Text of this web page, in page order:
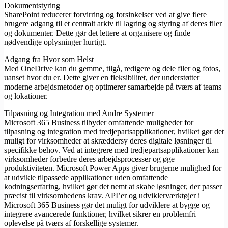
Dokumentstyring
SharePoint reducerer forvirring og forsinkelser ved at give flere
brugere adgang til et centralt arkiv til lagring og styring af deres filer
og dokumenter. Dette gør det lettere at organisere og finde
nødvendige oplysninger hurtigt.
Adgang fra Hvor som Helst
Med OneDrive kan du gemme, tilgå, redigere og dele filer og fotos,
uanset hvor du er. Dette giver en fleksibilitet, der understøtter
moderne arbejdsmetoder og optimerer samarbejde på tværs af teams
og lokationer.
Tilpasning og Integration med Andre Systemer
Microsoft 365 Business tilbyder omfattende muligheder for
tilpasning og integration med tredjepartsapplikationer, hvilket gør det
muligt for virksomheder at skræddersy deres digitale løsninger til
specifikke behov. Ved at integrere med tredjepartsapplikationer kan
virksomheder forbedre deres arbejdsprocesser og øge
produktiviteten. Microsoft Power Apps giver brugerne mulighed for
at udvikle tilpassede applikationer uden omfattende
kodningserfaring, hvilket gør det nemt at skabe løsninger, der passer
præcist til virksomhedens krav. API’er og udviklerværktøjer i
Microsoft 365 Business gør det muligt for udviklere at bygge og
integrere avancerede funktioner, hvilket sikrer en problemfri
oplevelse på tværs af forskellige systemer.